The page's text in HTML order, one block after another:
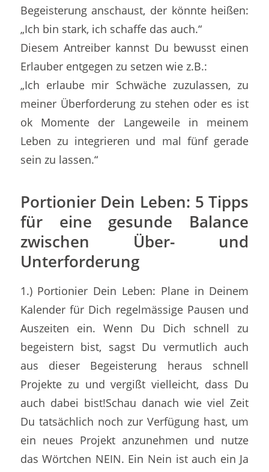
Begeisterung anschaust, der könnte heißen:
„Ich bin stark, ich schaffe das auch.“
Diesem Antreiber kannst Du bewusst einen
Erlauber entgegen zu setzen wie z.B.:
„Ich erlaube mir Schwäche zuzulassen, zu
meiner Überforderung zu stehen oder es ist
ok Momente der Langeweile in meinem
Leben zu integrieren und mal fünf gerade
sein zu lassen.“
Portionier Dein Leben: 5 Tipps
für eine gesunde Balance
zwischen Über- und
Unterforderung
1.) Portionier Dein Leben: Plane in Deinem
Kalender für Dich regelmässige Pausen und
Auszeiten ein. Wenn Du Dich schnell zu
begeistern bist, sagst Du vermutlich auch
aus dieser Begeisterung heraus schnell
Projekte zu und vergißt vielleicht, dass Du
auch dabei bist!Schau danach wie viel Zeit
Du tatsächlich noch zur Verfügung hast, um
ein neues Projekt anzunehmen und nutze
das Wörtchen NEIN. Ein Nein ist auch ein Ja